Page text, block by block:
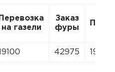
Перевозка
на газели
Заказ
фуры
19100 42975 19100